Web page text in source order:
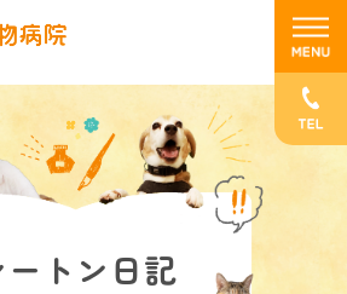
ートン日記